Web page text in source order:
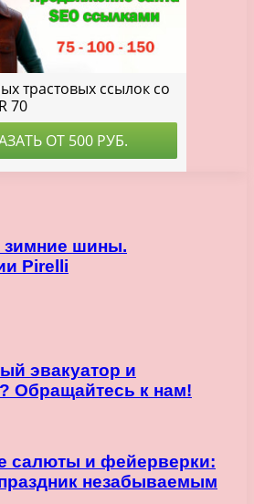
зимние шины.
Pirelli
эвакуатор и
Обращайтесь к нам!
салюты и фейерверки:
незабываемым